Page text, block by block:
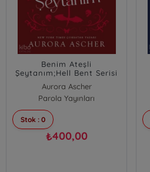
Benim Ateşli
Şeytanım;Hell Bent Serisi
Aurora Ascher
Parola Yayınları
Stok : 0
₺400,00